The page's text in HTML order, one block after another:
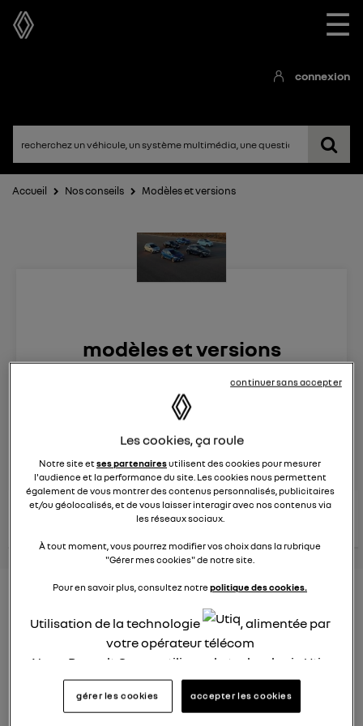
☰
connexion
Accueil Nos conseils Modèles et versions
modèles et versions
8 juin 2023 13:15
Véhicules RENAULT
consultez les
conseils
voir tous les
Nouveau modèle électrique
Renault 2022
Quel est le nouveau modèle électrique Renault cette
année ?
Les cookies, ça roule
Notre site etses partenairesutilisent des cookies pour mesurer
l'audience et la performance du site. Les cookies nous permettent
également de vous montrer des contenus personnalisés, publicitaires
et/ou géolocalisés, et de vous laisser interagir avec nos contenus via
les réseaux sociaux.
À tout moment, vous pourrez modifier vos choix dans la rubrique
"Gérer mes cookies" de notre site.
Pour en savoir plus, consultez notrepolitique des cookies.
Utilisation de la technologie
, alimentée par
votre opérateur télécom
Nous, Renault Group, utilisons la technologie Utiq
pour nos activités digitales (telles que décrites
dans cette notice de consentement) et liées à
gérer les cookies accepter les cookies
continuer sans accepter